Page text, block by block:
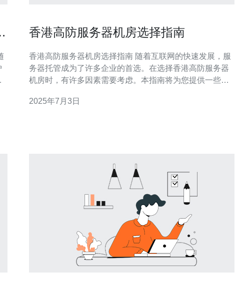
香港高防服务器机房选择指南
香港高防服务器机房选择指南 随着互联网的快速发展，服
务器托管成为了许多企业的首选。在选择香港高防服务器
机房时，有许多因素需要考虑。本指南将为您提供一些选
虑的是机房的网络稳定性。一个稳定的网络连接是保证您
2025年7月3日